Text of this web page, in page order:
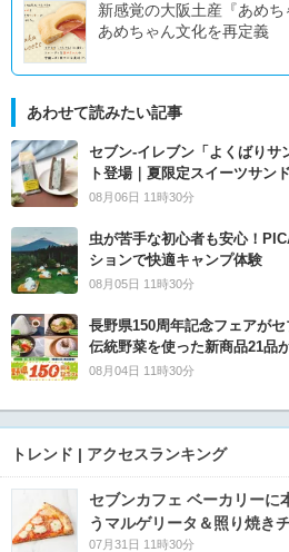
新感覚の大阪土産『あめ
あめちゃん文化を再定義
あわせて読みたい記事
セブン‐イレブン「よくばり
ト登場｜夏限定スイーツサン
08月06日 11時30分
虫が苦手な初心者も安心！
ションで快適キャンプ体験
08月05日 11時30分
長野県150周年記念フェアが
伝統野菜を使った新商品21品
08月04日 11時30分
トレンド | アクセスランキング
セブンカフェ ベーカリーに
うマルゲリータ＆照り焼き
07月31日 11時30分